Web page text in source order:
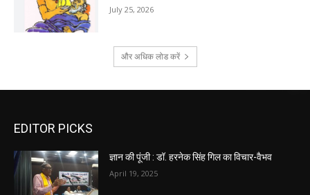
July 25, 2026
और अधिक लोड करें
EDITOR PICKS
ज्ञान की पूंजी : डॉ. हरनेक सिंह गिल का विचार-वैभव
April 19, 2025